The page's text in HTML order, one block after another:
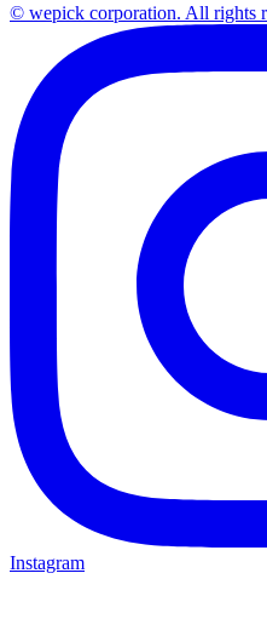
© wepick corporation. All rights
Instagram